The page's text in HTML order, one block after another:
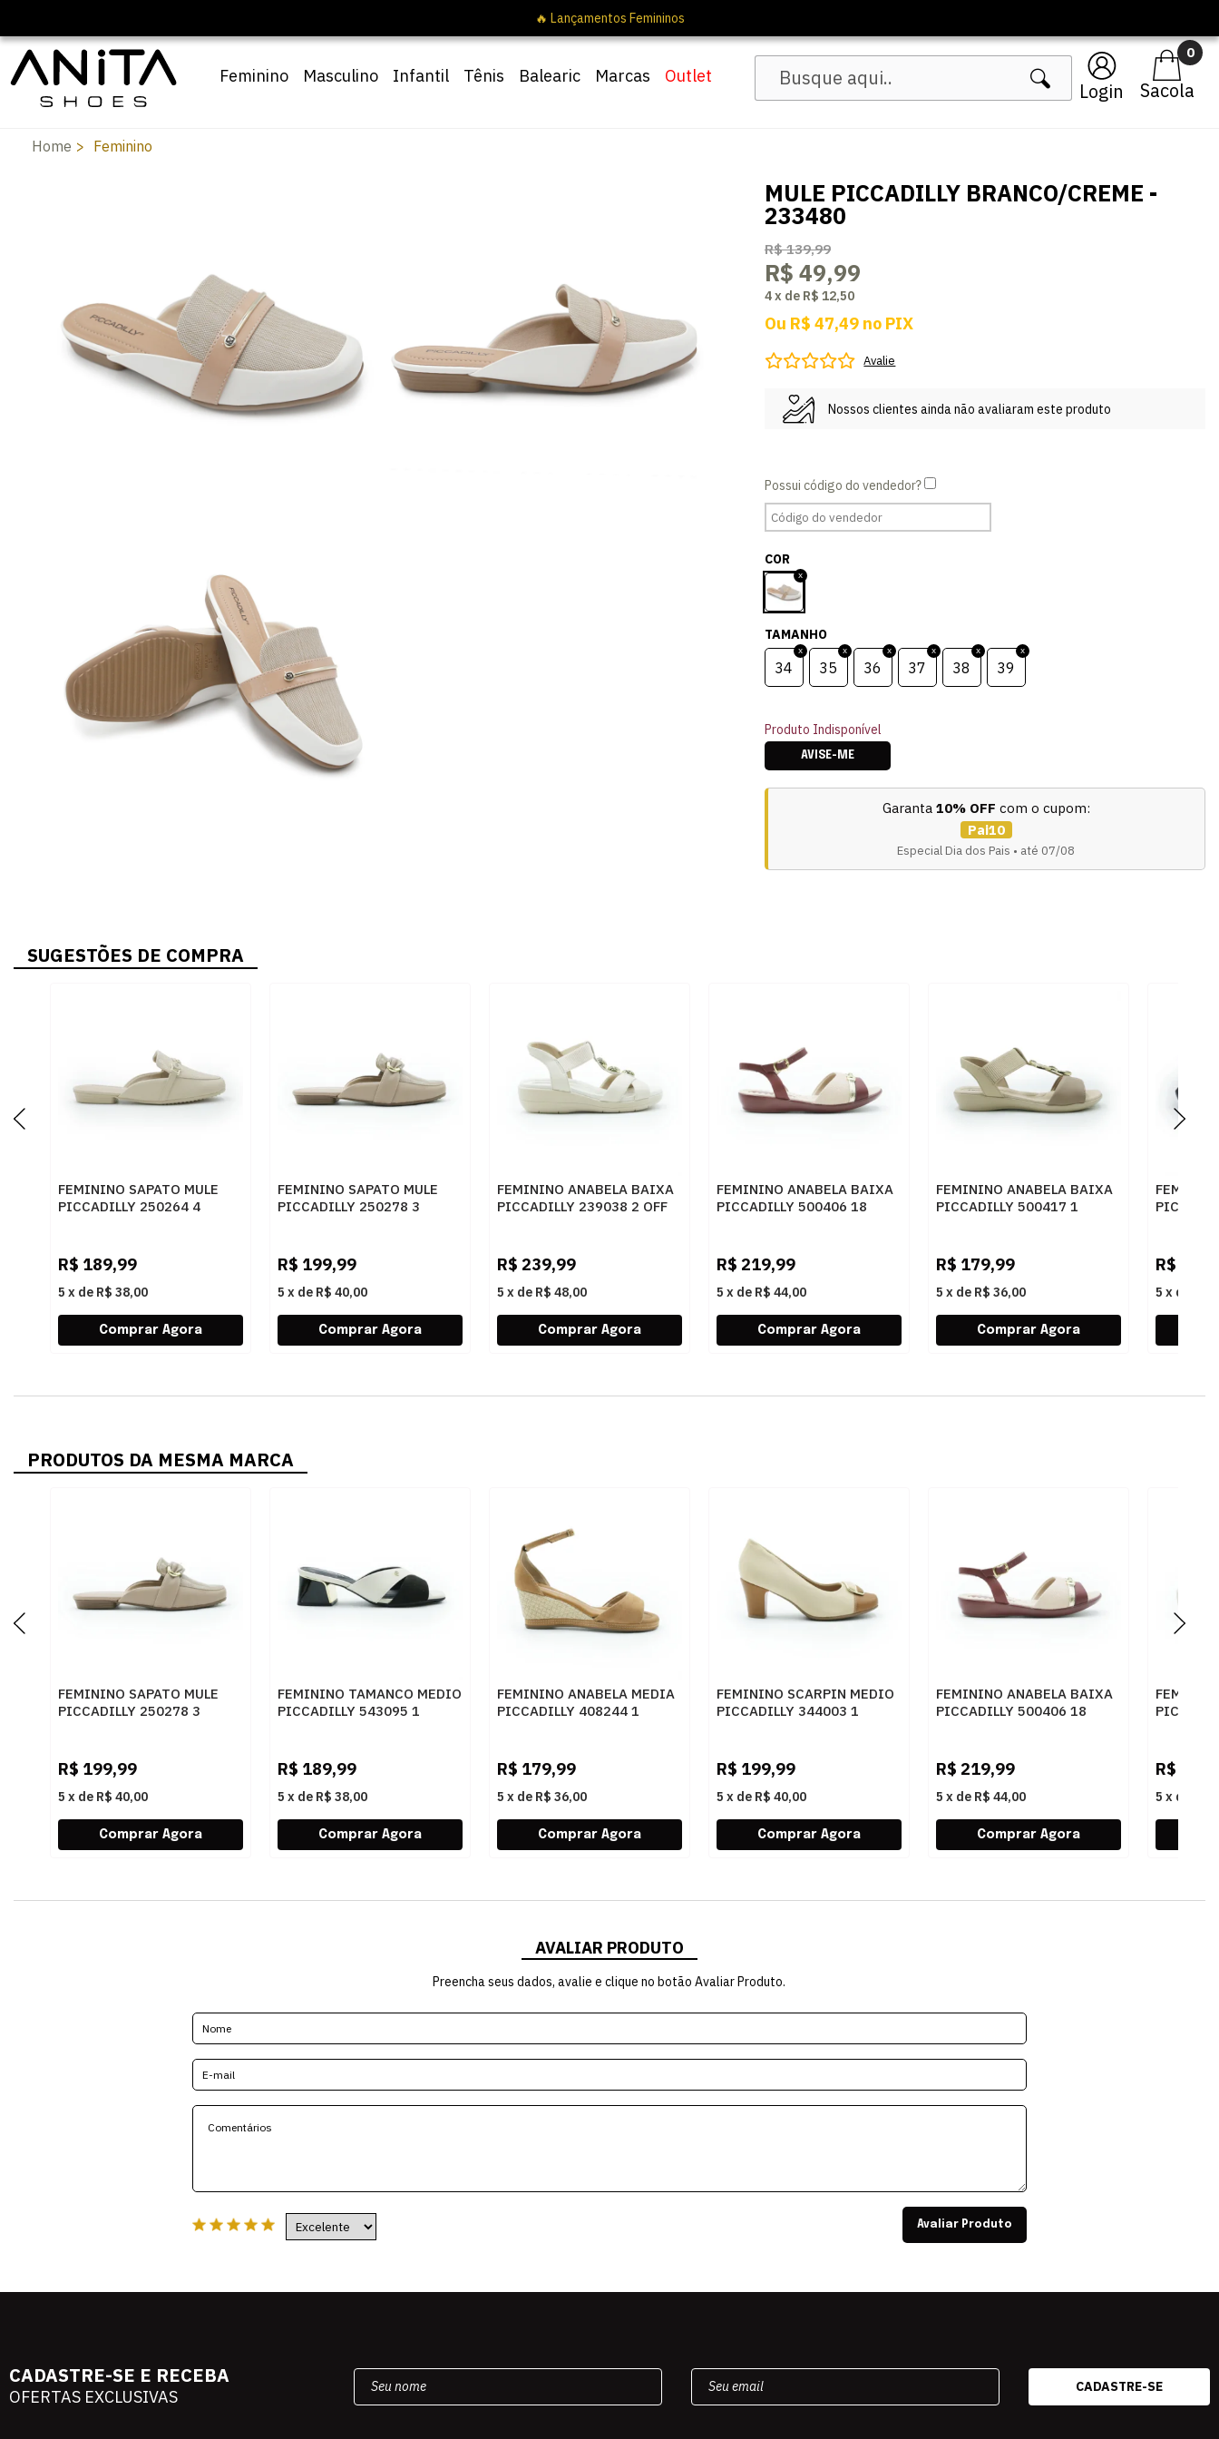
Login
0
Feminino Masculino Infantil Tênis Balearic Marcas Outlet
Home Feminino
MULE PICCADILLY BRANCO/CREME -
233480
R$ 139,99
R$ 49,99
4x de R$ 12,50
Ou R$ 47,49 no PIX
Avalie
Nossos clientes ainda não avaliaram este produto
COR
TAMANHO
34 35 36 37 38 39
Produto Indisponível
AVISE-ME
Garanta 10% OFF com o cupom:
Pai10
Especial Dia dos Pais • até 07/08
SUGESTÕES DE COMPRA
FEMININO SAPATO MULE
PICCADILLY 250264 4
R$ 189,99
5 x de R$ 38,00
FEMININO SAPATO MULE
PICCADILLY 250278 3
R$ 199,99
5 x de R$ 40,00
FEMININO ANABELA BAIXA
PICCADILLY 239038 2 OFF
R$ 239,99
5 x de R$ 48,00
FEMININO ANABELA BAIXA
PICCADILLY 500406 18
R$ 219,99
5 x de R$ 44,00
FEMININO ANABELA BAIXA
PICCADILLY 500417 1
R$ 179,99
5 x de R$ 36,00
R$
5 x de
PRODUTOS DA MESMA MARCA
FEMININO SAPATO MULE
PICCADILLY 250278 3
R$ 199,99
5 x de R$ 40,00
FEMININO TAMANCO MEDIO
PICCADILLY 543095 1
R$ 189,99
5 x de R$ 38,00
FEMININO ANABELA MEDIA
PICCADILLY 408244 1
R$ 179,99
5 x de R$ 36,00
FEMININO SCARPIN MEDIO
PICCADILLY 344003 1
R$ 199,99
5 x de R$ 40,00
FEMININO ANABELA BAIXA
PICCADILLY 500406 18
R$ 219,99
5 x de R$ 44,00
R$
5 x de
AVALIAR PRODUTO
Preencha seus dados, avalie e clique no botão Avaliar Produto.
Avaliar Produto
CADASTRE-SE E RECEBA
OFERTAS EXCLUSIVAS